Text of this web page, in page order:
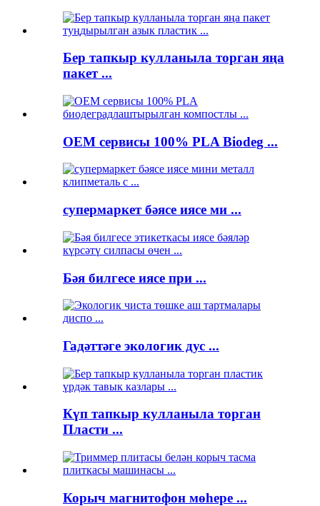
Бер тапкыр кулланыла торган яңа
пакет ...
OEM сервисы 100% PLA Biodeg ...
супермаркет бәясе иясе ми ...
Бәя билгесе иясе при ...
Гадәттәге экологик дус ...
Күп тапкыр кулланыла торган
Пласти ...
Корыч магнитофон мөһере ...